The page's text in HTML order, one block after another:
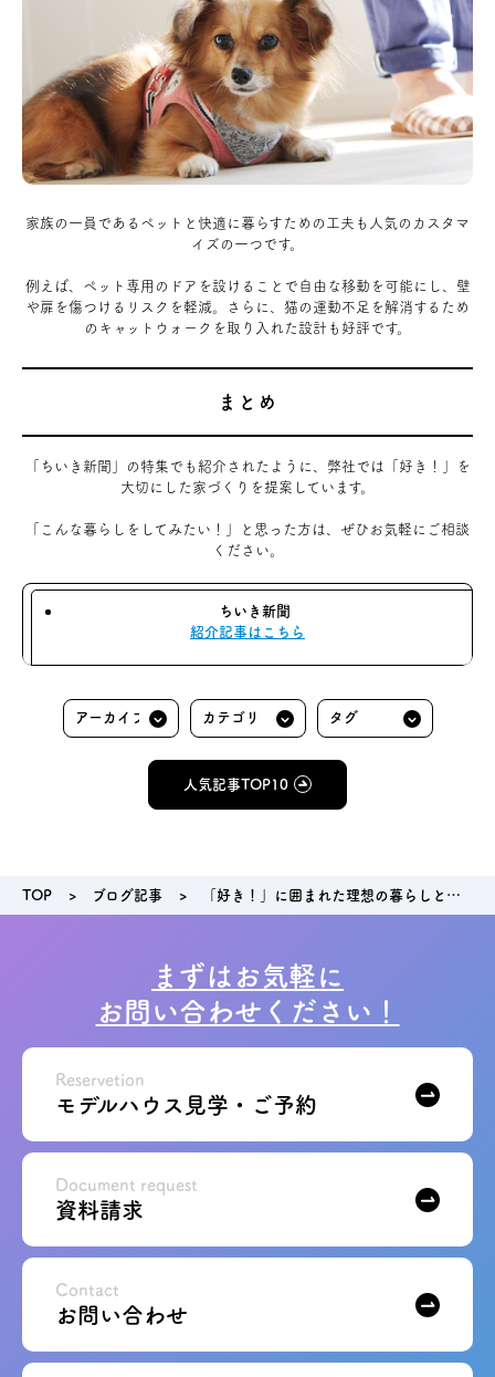
家族の一員であるペットと快適に暮らすための工夫も人気のカスタマ
イズの一つです。
例えば、ペット専用のドアを設けることで自由な移動を可能にし、壁
や扉を傷つけるリスクを軽減。さらに、猫の運動不足を解消するため
のキャットウォークを取り入れた設計も好評です。
まとめ
「ちいき新聞」の特集でも紹介されたように、弊社では「好き！」を
大切にした家づくりを提案しています。
「こんな暮らしをしてみたい！」と思った方は、ぜひお気軽にご相談
ください。
ちいき新聞
紹介記事はこちら
人気記事TOP10
TOP ブログ記事 「好き！」に囲まれた理想の暮らしとは？ちいき新聞の特集でご紹介されました
まずはお気軽に
お問い合わせください！
モデルハウス見学・ご予約
Reservetion
資料請求
Document request
お問い合わせ
Contact